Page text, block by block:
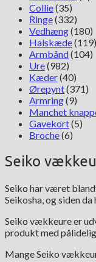
Collie(35)
Ringe(332)
Vedhæng(180)
Halskæde(119)
Armbånd(104)
Ure(982)
Kæder(40)
Ørepynt(371)
Armring(9)
Manchet
Gavekort(5)
Broche(6)
Seiko
Seiko har været
Seikosha, og siden
Seiko vækkeure er
produkt med
Mange Seiko